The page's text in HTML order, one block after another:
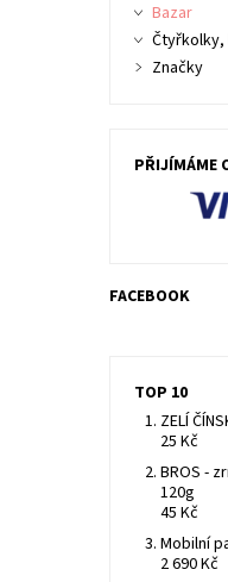
Bazar
Značky
PŘIJÍMÁME
FACEBOOK
TOP 10
ZELÍ
25 Kč
BROS -
120g
45 Kč
Mobilní
2 690 Kč